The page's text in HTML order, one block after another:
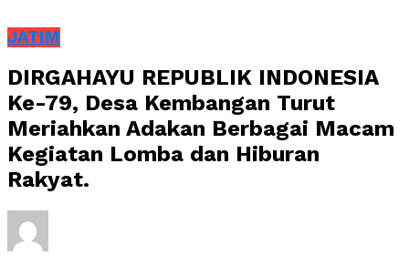
JATIM
DIRGAHAYU REPUBLIK INDONESIA
Ke-79, Desa Kembangan Turut
Meriahkan Adakan Berbagai Macam
Kegiatan Lomba dan Hiburan
Rakyat.